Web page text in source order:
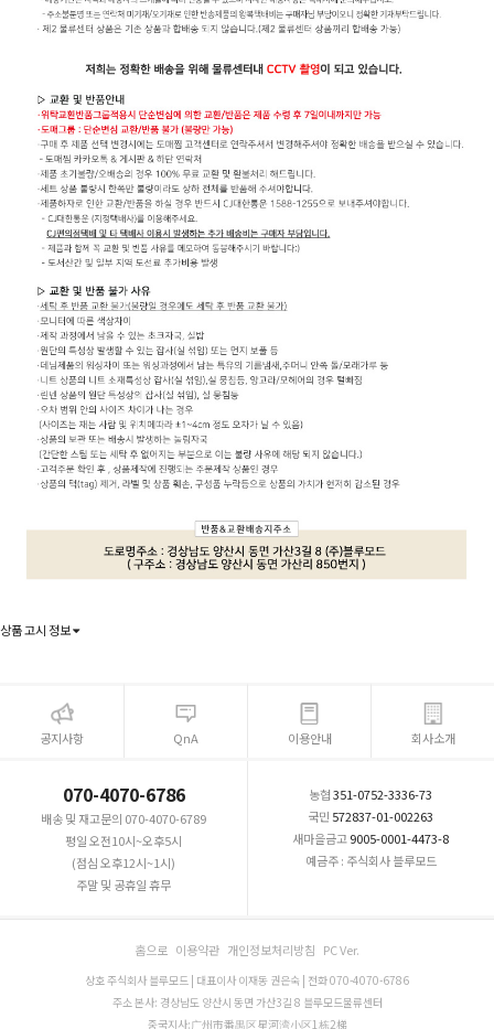
상품 고시 정보
공지사항 QnA 이용안내 회사소개
070-4070-6786
배송 및 재고문의 070-4070-6789
평일 오전10시~오후5시
(점심 오후12시~1시)
주말 및 공휴일 휴무
농협351-0752-3336-73
국민 572837-01-002263
새마을금고9005-0001-4473-8
예금주 : 주식회사 블루모드
홈으로 이용약관 개인정보처리방침 PC Ver.
상호 주식회사 블루모드 | 대표이사 이재동 권은숙 | 전화 070-4070-6786
주소 본사: 경상남도 양산시 동면 가산3길 8 블루모드물류센터
중국지사:广州市番禺区星河湾小区1栋2梯